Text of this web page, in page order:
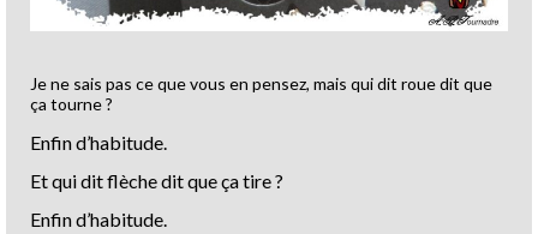
Je ne sais pas ce que vous en pensez, mais qui dit roue dit que
ça tourne ?
Enfin d’habitude.
Et qui dit flèche dit que ça tire ?
Enfin d’habitude.